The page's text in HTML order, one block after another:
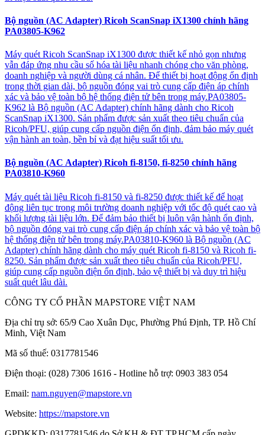
Bộ nguồn (AC Adapter) Ricoh ScanSnap iX1300 chính hãng
PA03805-K962
Máy quét Ricoh ScanSnap iX1300 được thiết kế nhỏ gọn nhưng
vẫn đáp ứng nhu cầu số hóa tài liệu nhanh chóng cho văn phòng,
doanh nghiệp và người dùng cá nhân. Để thiết bị hoạt động ổn định
trong thời gian dài, bộ nguồn đóng vai trò cung cấp điện áp chính
xác và bảo vệ toàn bộ hệ thống điện tử bên trong máy.PA03805-
K962 là Bộ nguồn (AC Adapter) chính hãng dành cho Ricoh
ScanSnap iX1300. Sản phẩm được sản xuất theo tiêu chuẩn của
Ricoh/PFU, giúp cung cấp nguồn điện ổn định, đảm bảo máy quét
vận hành an toàn, bền bỉ và đạt hiệu suất tối ưu.
Bộ nguồn (AC Adapter) Ricoh fi-8150, fi-8250 chính hãng
PA03810-K960
Máy quét tài liệu Ricoh fi-8150 và fi-8250 được thiết kế để hoạt
động liên tục trong môi trường doanh nghiệp với tốc độ quét cao và
khối lượng tài liệu lớn. Để đảm bảo thiết bị luôn vận hành ổn định,
bộ nguồn đóng vai trò cung cấp điện áp chính xác và bảo vệ toàn bộ
hệ thống điện tử bên trong máy.PA03810-K960 là Bộ nguồn (AC
Adapter) chính hãng dành cho máy quét Ricoh fi-8150 và Ricoh fi-
8250. Sản phẩm được sản xuất theo tiêu chuẩn của Ricoh/PFU,
giúp cung cấp nguồn điện ổn định, bảo vệ thiết bị và duy trì hiệu
suất quét lâu dài.
CÔNG TY CỔ PHẦN MAPSTORE VIỆT NAM
Địa chỉ trụ sở: 65/9 Cao Xuân Dục, Phường Phú Định, TP. Hồ Chí
Minh, Việt Nam
Mã số thuế: 0317781546
Điện thoại: (028) 7306 1616 - Hotline hỗ trợ: 0903 383 054
Email: nam.nguyen@mapstore.vn
Website: https://mapstore.vn